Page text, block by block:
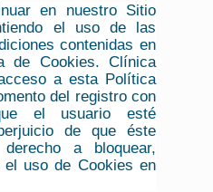
en nuestro Sitio
el uso de las
contenidas en
de Cookies. Clínica
a esta Política
del registro con
el usuario esté
de que éste
a bloquear,
uso de Cookies en